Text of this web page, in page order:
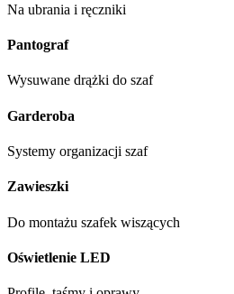
Na ubrania i ręczniki
Pantograf
Wysuwane drążki do szaf
Garderoba
Systemy organizacji szaf
Zawieszki
Do montażu szafek wiszących
Oświetlenie LED